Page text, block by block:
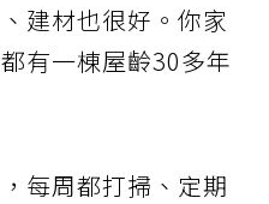
建材也很好。你家
有一棟屋齡30多年
每周都打掃、定期